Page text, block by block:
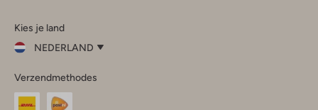
InstagramFacebook
Kies je land
NEDERLAND
je
land
Verzendmethodes